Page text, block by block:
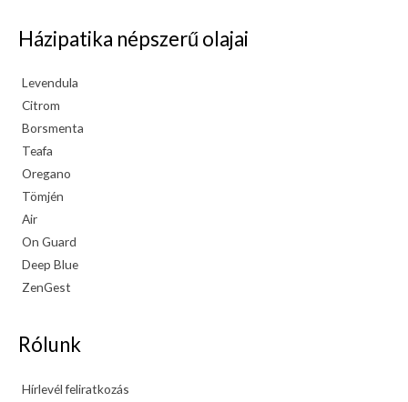
Házipatika népszerű olajai
Levendula
Citrom
Borsmenta
Teafa
Oregano
Tömjén
Air
On Guard
Deep Blue
ZenGest
Rólunk
Hírlevél feliratkozás